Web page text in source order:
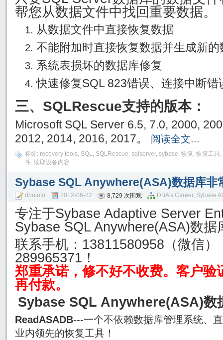
帮您从数据文件中找回重要数据。
从数据文件中直接恢复数据
不能附加时直接恢复数据并生成新的
系统表损坏的数据库修复
快速修复SQL 823错误、连接中断错
三、SQLRescue支持的版本：
Microsoft SQL Server 6.5, 7.0, 2000,
2012, 2014, 2016, 2017。
阅读全文...
标签: recovery tools, SQL, SQLRescue, sqlserver, sybase, 恢复 , 恢复工具,
件, 读取设备内容
Sybase SQL Anywhere(ASA)数据库非
dbainfo 2012-06-22 8,729 次围观 DBA's Career, Sybase
专注于Sybase Adaptive Server
Sybase SQL Anywhere(ASA)数据
联系手机： 13811580958（微信）
289965371！
郑重承诺，修不好不收费。客户验
再付款。
Sybase SQL Anywhere(ASA)数
ReadASADB---一个不依赖数据库管理系统、
业内领先的恢复工具！